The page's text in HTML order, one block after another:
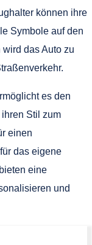
können ihre
Symbole auf den
das Auto zu
es den
Stil zum
einen
das eigene
eine
und